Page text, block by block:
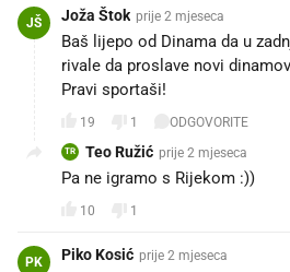
JŠ Joža Štok prije 2 mjeseca
Baš lijepo od Dinama da u
rivale da proslave novi
Pravi sportaši!
19 1 ODGOVORITE
TR Teo Ružić prije 2 mjeseca
Pa ne igramo s Rijekom :))
10 1
PK Piko Kosić prije 2 mjeseca